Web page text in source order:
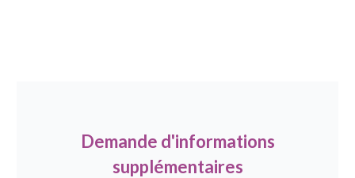
Demande d'informations
supplémentaires